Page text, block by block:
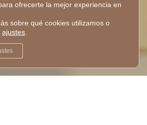
ofrecerte la mejor experiencia en
sobre qué cookies utilizamos o
ajustes